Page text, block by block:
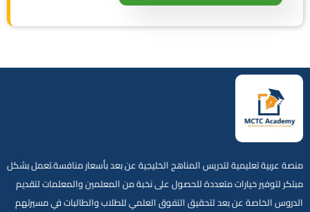
منصة عربية تعليمية لتدريس المناهج الخليجية عن بعد بأسعار منافسة.تعمل بشكل
مبتكر لتوفير خيارات متعددة للحصول على نخبة من المعلمين والمعلمات لتقديم
الدروس الخاصة عن بعد لتحقيق التفوق العلمي للطلاب والطالبات في مسيرتهم